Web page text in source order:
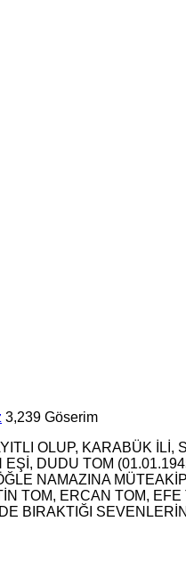
3,239 Göserim
OLUP, KARABÜK
EŞİ, DUDU TOM
NAMAZINA
TOM, ERCAN TOM,
BIRAKTIĞI